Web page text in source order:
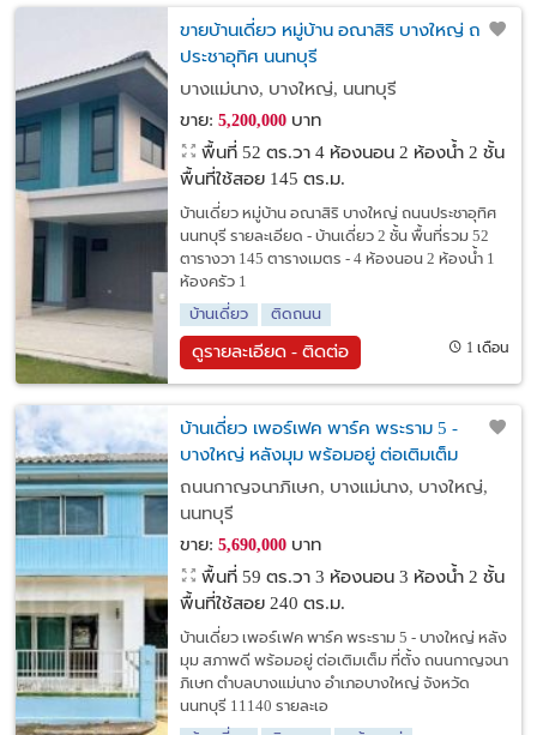
ขายบ้านเดี่ยว หมู่บ้าน อณาสิริ บางใหญ่ ถนน
ประชาอุทิศ นนทบุรี
บางแม่นาง, บางใหญ่, นนทบุรี
ขาย: 5,200,000บาท
พื้นที่ 52 ตร.วา 4 ห้องนอน 2 ห้องน้ำ 2 ชั้น
พื้นที่ใช้สอย 145 ตร.ม.
บ้านเดี่ยว หมู่บ้าน อณาสิริ บางใหญ่ ถนนประชาอุทิศ
นนทบุรี รายละเอียด - บ้านเดี่ยว 2 ชั้น พื้นที่รวม 52
ตารางวา 145 ตารางเมตร - 4 ห้องนอน 2 ห้องน้ำ 1
ห้องครัว 1
บ้านเดี่ยว
ติดถนน
ดูรายละเอียด - ติดต่อ 1 เดือน
บ้านเดี่ยว เพอร์เฟค พาร์ค พระราม 5 -
บางใหญ่ หลังมุม พร้อมอยู่ ต่อเติมเต็ม
ถนนกาญจนาภิเษก, บางแม่นาง, บางใหญ่,
นนทบุรี
ขาย: 5,690,000บาท
พื้นที่ 59 ตร.วา 3 ห้องนอน 3 ห้องน้ำ 2 ชั้น
พื้นที่ใช้สอย 240 ตร.ม.
บ้านเดี่ยว เพอร์เฟค พาร์ค พระราม 5 - บางใหญ่ หลัง
มุม สภาพดี พร้อมอยู่ ต่อเติมเต็ม ที่ตั้ง ถนนกาญจนา
ภิเษก ตำบลบางแม่นาง อำเภอบางใหญ่ จังหวัด
นนทบุรี 11140 รายละเอ